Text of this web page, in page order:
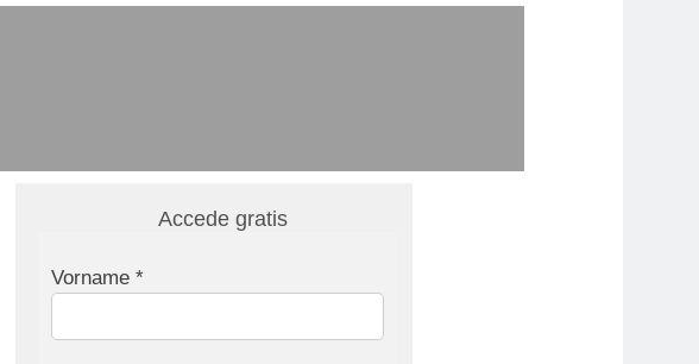
Accede gratis
Vorname *